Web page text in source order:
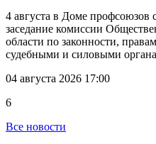
4 августа в Доме профсоюзов
заседание комиссии
области по законности,
судебными и силовыми
04 августа 2026 17:00
6
Все новости